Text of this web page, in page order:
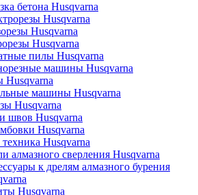
бетона Husqvarna
Husqvarna
Husqvarna
Husqvarna
пилы Husqvarna
машины Husqvarna
Husqvarna
машины Husqvarna
Husqvarna
швов Husqvarna
Husqvarna
Husqvarna
алмазного сверления Husqvarna
к дрелям алмазного бурения
Husqvarna